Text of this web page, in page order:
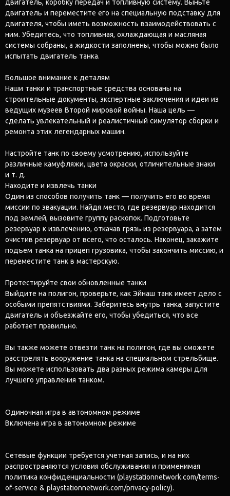
двигатель, коробку передач и топливную систему. Выньте
двигатель и переместите его на специальную подставку для
двигателя, чтобы иметь возможность взаимодействовать с
ним. Убедитесь, что топливная, охлаждающая и масляная
системы собраны, а жидкости заполнены, чтобы можно было
испытать двигатель танка.
Большое внимание к деталям
Наши танки и транспортные средства основаны на
строительные документы, экспертные заключения и идеи из
ведущих музеев Второй мировой войны. Наша цель —
сделать увлекательный и реалистичный симулятор сборки и
ремонта этих легендарных машин.
Настройте танк по своему усмотрению, используйте
различные камуфляжи, цвета окраски, отличительные знаки
и т. д.
Находите и извлечь танки
Один из способов получить танк — получить его во время
миссии по эвакуации. Найдя место, где резервуар находится
под землей, вызовите группу раскопок. Подготовьте
резервуар к извлечению, откачав грязь из резервуара, а затем
очистив резервуар от всего, что осталось. Наконец, закажите
подъем танка на прицеп грузовика, чтобы закончить миссию, и
переместите танк в мастерскую.
Протестируйте свои обновленные танки
Выйдите на полигон, проверьте, как Эйнаш танк имеет дело с
особыми препятствиями. Заберитесь внутрь танка, запустите
двигатель и объезжайте его, чтобы убедиться, что все
работает правильно.
Вы также можете отвезти танк на полигон, где вы сможете
расстрелять вооружение танка на специальном стрельбище.
Вы можете использовать два разных режима камеры для
лучшего управления танком.
Одиночная игра в автономном режиме
Включена игра в автономном режиме
Сетевые функции требуется учетная запись, и на них
распространяются условия обслуживания и применимая
политика конфиденциальности (playstationnetwork.com/terms-
of-service & playstationnetwork.com/privacy-policy).